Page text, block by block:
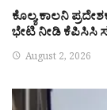
ಕೊಲ್ಯ ಕಾಲನಿ
ಭೇಟಿ ನೀಡಿ ಕೆಪಿಸಿಸಿ
August 2, 2026